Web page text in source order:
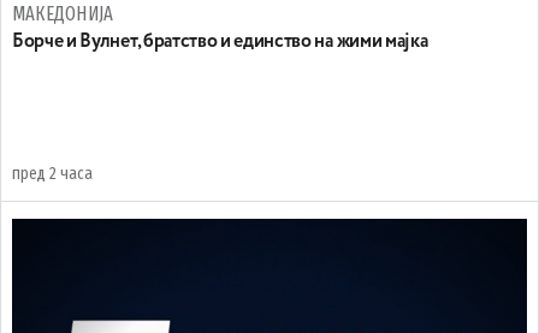
МАКЕДОНИЈА
Борче и Вулнет, братство и единство на жими мајка
пред 2 часа